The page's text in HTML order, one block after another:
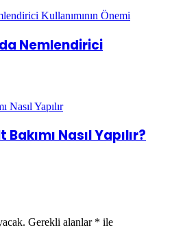
Nemlendirici
Nasıl Yapılır?
Gerekli alanlar * ile